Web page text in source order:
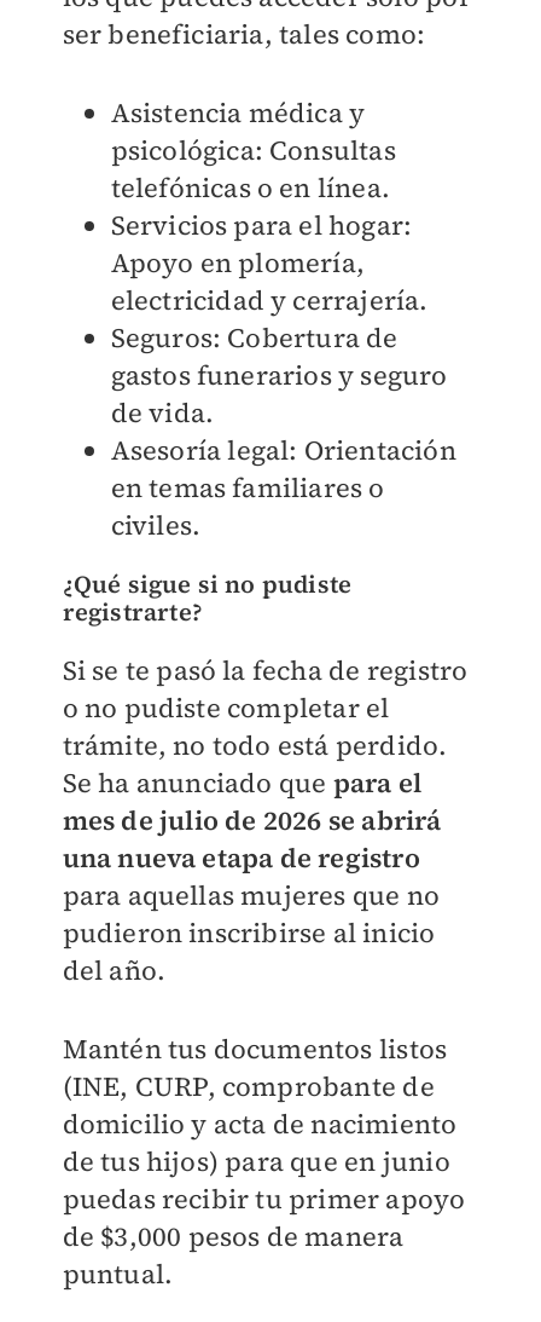
ser beneficiaria, tales como:
Asistencia médica y
psicológica: Consultas
telefónicas o en línea.
Servicios para el hogar:
Apoyo en plomería,
electricidad y cerrajería.
Seguros: Cobertura de
gastos funerarios y seguro
de vida.
Asesoría legal: Orientación
en temas familiares o
civiles.
¿Qué sigue si no pudiste
registrarte?
Si se te pasó la fecha de registro
o no pudiste completar el
trámite, no todo está perdido.
Se ha anunciado que para el
mes de julio de 2026 se abrirá
una nueva etapa de registro
para aquellas mujeres que no
pudieron inscribirse al inicio
del año.
Mantén tus documentos listos
(INE, CURP, comprobante de
domicilio y acta de nacimiento
de tus hijos) para que en junio
puedas recibir tu primer apoyo
de $3,000 pesos de manera
puntual.